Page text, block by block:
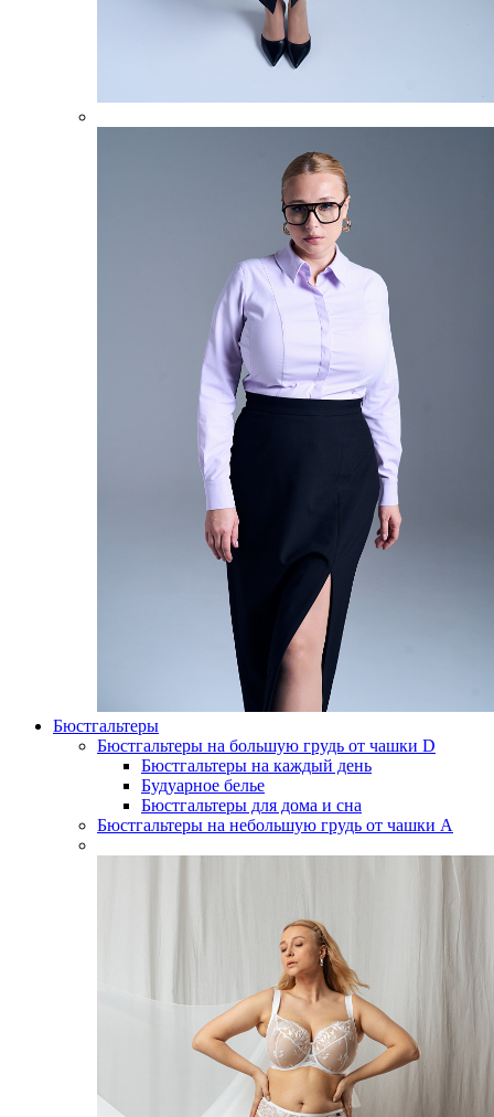
Бюстгальтеры
Бюстгальтеры на большую грудь от чашки D
Бюстгальтеры на каждый день
Будуарное белье
Бюстгальтеры для дома и сна
Бюстгальтеры на небольшую грудь от чашки А